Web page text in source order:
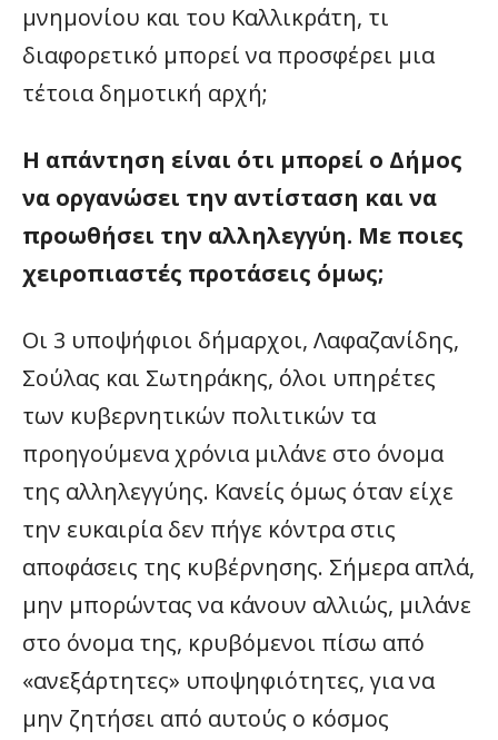
μνημονίου και του Καλλικράτη, τι
διαφορετικό μπορεί να προσφέρει μια
τέτοια δημοτική αρχή;
H απάντηση είναι ότι μπορεί ο Δήμος
να οργανώσει την αντίσταση και να
προωθήσει την αλληλεγγύη. Με ποιες
χειροπιαστές προτάσεις όμως;
Οι 3 υποψήφιοι δήμαρχοι, Λαφαζανίδης,
Σούλας και Σωτηράκης, όλοι υπηρέτες
των κυβερνητικών πολιτικών τα
προηγούμενα χρόνια μιλάνε στο όνομα
της αλληλεγγύης. Κανείς όμως όταν είχε
την ευκαιρία δεν πήγε κόντρα στις
αποφάσεις της κυβέρνησης. Σήμερα απλά,
μην μπορώντας να κάνουν αλλιώς, μιλάνε
στο όνομα της, κρυβόμενοι πίσω από
«ανεξάρτητες» υποψηφιότητες, για να
μην ζητήσει από αυτούς ο κόσμος